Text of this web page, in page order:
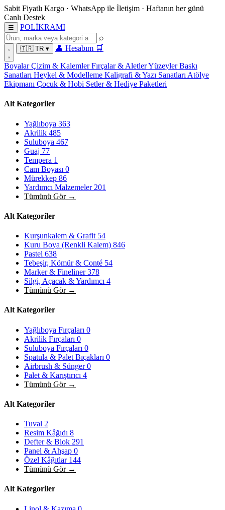
Sabit Fiyatlı Kargo · WhatsApp ile İletişim · Haftanın her günü
Canlı Destek
☰ POLİKRAMI
⌕
🇹🇷 TR ▾ 👤 Hesabım 🛒
BoyalarÇizim & KalemlerFırçalar & AletlerYüzeylerBaskı
Sanatları Heykel & Modelleme Kaligrafi & Yazı Sanatları Atölye
Ekipmanı Çocuk & Hobi Setler & Hediye Paketleri
Alt Kategoriler
Yağlıboya 363
Akrilik 485
Suluboya 467
Guaj 77
Tempera 1
Cam Boyası 0
Mürekkep 86
Yardımcı Malzemeler 201
Tümünü Gör →
Alt Kategoriler
Kurşunkalem & Grafit 54
Kuru Boya (Renkli Kalem) 846
Pastel 638
Tebeşir, Kömür & Conté 54
Marker & Fineliner378
Silgi, Açacak & Yardımcı 4
Tümünü Gör →
Alt Kategoriler
Yağlıboya Fırçaları 0
Akrilik Fırçaları 0
Suluboya Fırçaları 0
Spatula & Palet Bıçakları 0
Airbrush & Sünger0
Palet & Karıştırıcı 4
Tümünü Gör →
Alt Kategoriler
Tuval 2
Resim Kâğıdı 8
Defter & Blok 291
Panel & Ahşap 0
Özel Kâğıtlar 144
Tümünü Gör →
Alt Kategoriler